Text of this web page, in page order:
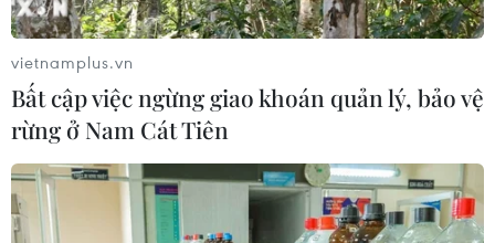
Mỹ dự chi thêm 1,4 tỷ USD cho hoạt
động của Vệ binh Quốc gia
05/08/2026 03:26
vietnamplus.vn
Bất cập việc ngừng giao khoán quản lý, bảo vệ
rừng ở Nam Cát Tiên